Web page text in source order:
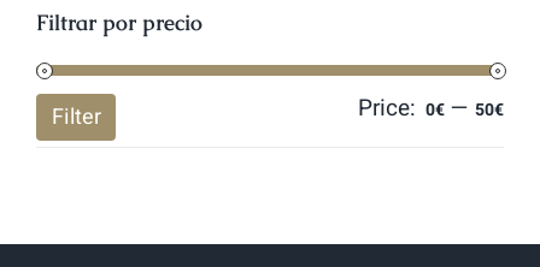
Filtrar por precio
Filter Price: 0€ — 50€